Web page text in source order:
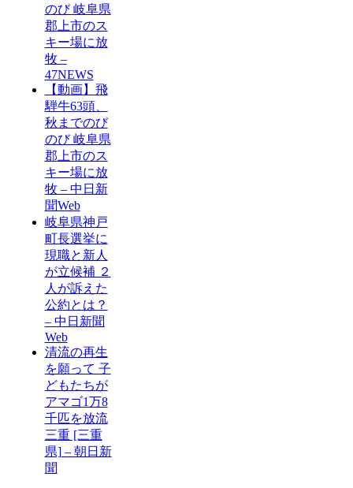
のび 岐阜県
郡上市のス
キー場に放
牧 –
47NEWS
【動画】飛
騨牛63頭、
秋までのび
のび 岐阜県
郡上市のス
キー場に放
牧 – 中日新
聞Web
岐阜県神戸
町長選挙に
現職と新人
が立候補 ２
人が訴えた
公約とは？
– 中日新聞
Web
清流の再生
を願って 子
どもたちが
アマゴ1万8
千匹を放流
三重 [三重
県] – 朝日新
聞